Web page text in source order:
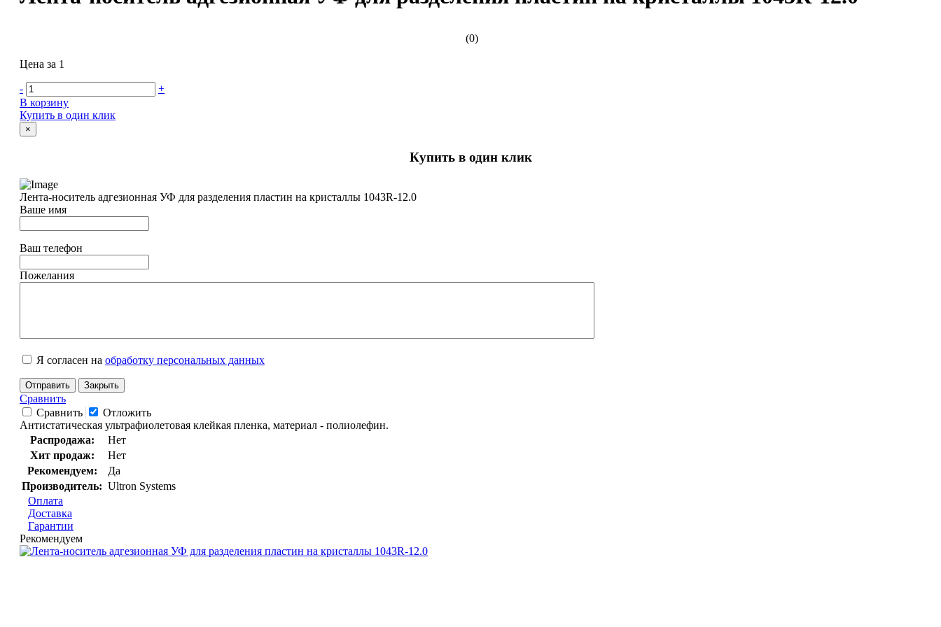
(0)
Цена за 1
-
+
В корзину
Купить в один клик
×
Купить в один клик
Лента-носитель адгезионная УФ для разделения пластин на кристаллы 1043R-12.0
Ваше имя
Ваш телефон
Пожелания
Я согласен на обработку персональных данных
Отправить Закрыть
Сравнить
Сравнить
Отложить
Антистатическая ультрафиолетовая клейкая пленка, материал - полиолефин.
Распродажа:
Нет
Хит продаж:
Нет
Рекомендуем:
Да
Производитель: Ultron Systems
Оплата
Доставка
Гарантии
Рекомендуем